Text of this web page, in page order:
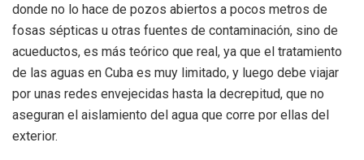
donde no lo hace de pozos abiertos a pocos metros de
fosas sépticas u otras fuentes de contaminación, sino de
acueductos, es más teórico que real, ya que el tratamiento
de las aguas en Cuba es muy limitado, y luego debe viajar
por unas redes envejecidas hasta la decrepitud, que no
aseguran el aislamiento del agua que corre por ellas del
exterior.